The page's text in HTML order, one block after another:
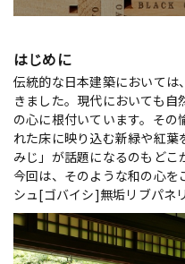
はじめに
伝統的な日本建築においては
きました。現代においても
の心に根付いています。その
れた床に映り込む新緑や紅
みじ」が話題になるのもどこ
今回は、そのような和の心を
シュ[ゴバイシ]無垢リブパネ